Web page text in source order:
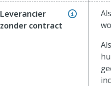
Leverancier
zonder contract